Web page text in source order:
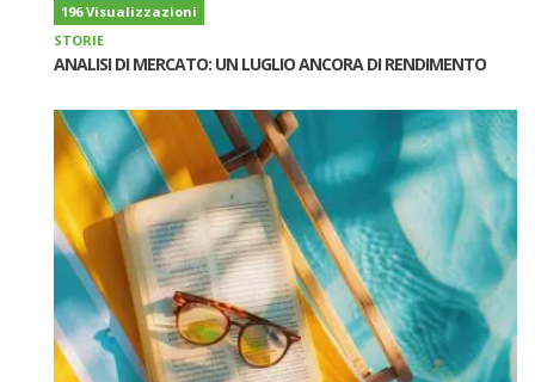
196 Visualizzazioni
STORIE
ANALISI DI MERCATO: UN LUGLIO ANCORA DI RENDIMENTO